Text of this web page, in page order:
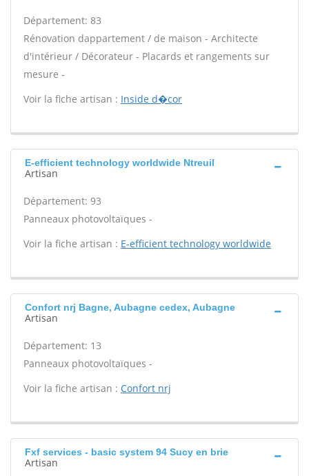
Département: 83
Rénovation dappartement / de maison - Architecte
d'intérieur / Décorateur - Placards et rangements sur
mesure -
Voir la fiche artisan : Inside d�cor
E-efficient technology worldwide Ntreuil
Artisan
Département: 93
Panneaux photovoltaïques -
Voir la fiche artisan : E-efficient technology worldwide
Confort nrj Bagne, Aubagne cedex, Aubagne
Artisan
Département: 13
Panneaux photovoltaïques -
Voir la fiche artisan : Confort nrj
Fxf services - basic system 94 Sucy en brie
Artisan